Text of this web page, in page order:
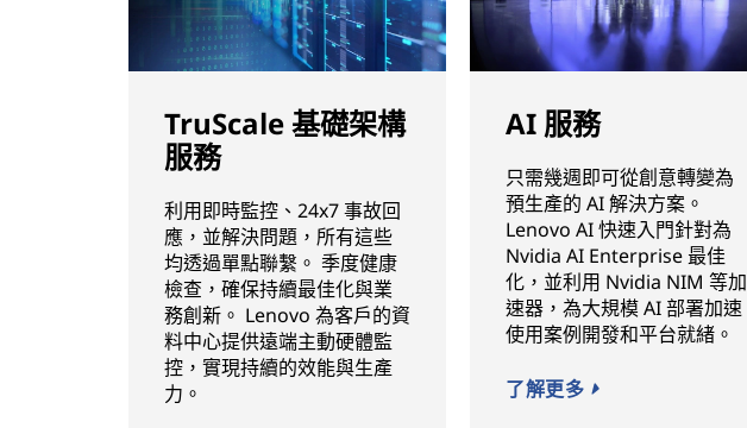
TruScale 基礎架構
服務
利用即時監控、24x7 事故回
應，並解決問題，所有這些
均透過單點聯繫。 季度健康
檢查，確保持續最佳化與業
務創新。 Lenovo 為客戶的資
料中心提供遠端主動硬體監
控，實現持續的效能與生產
力。
AI 服務
只需幾週即可從創意轉變為
預生產的 AI 解決方案。
Lenovo AI 快速入門針對為
Nvidia AI Enterprise 最佳
化，並利用 Nvidia NIM 等加
速器，為大規模 AI 部署加速
使用案例開發和平台就緒。
了解更多